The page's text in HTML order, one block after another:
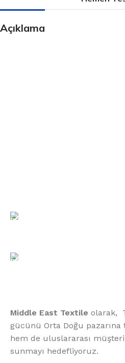
Açıklama
Middle East Textile olarak,
gücünü Orta Doğu pazarına
hem de uluslararası
sunmayı hedefliyoruz.